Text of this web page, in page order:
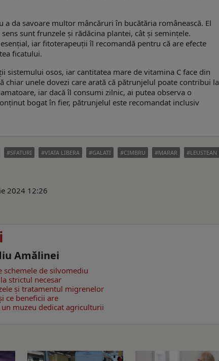
da savoare multor mâncăruri în bucătăria românească. El
sunt frunzele și rădăcina plantei, cât și semințele.
iar fitoterapeuții îl recomandă pentru că are efecte
ficatului.
sistemului osos, iar cantitatea mare de vitamina C face din
unele dovezi care arată că pătrunjelul poate contribui la
iar dacă îl consumi zilnic, ai putea observa o
bogat în fier, pătrunjelul este recomandat inclusiv
SFATURI VIATA LIBERA GALATI CIMBRU MARAR
LEUSTEAN
2024 12:26
Amălinei
schemele de silvomediu
strictul necesar
și tratamentul migrenelor
ce beneficii are
un muzeu dedicat agriculturii